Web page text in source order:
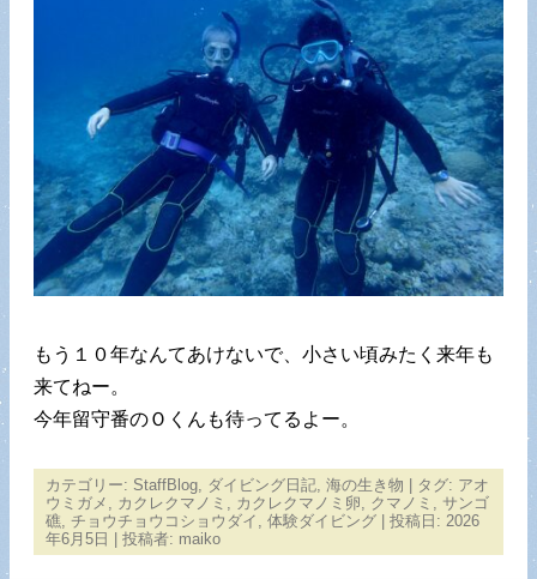
もう１０年なんてあけないで、小さい頃みたく来年も
来てねー。
今年留守番のＯくんも待ってるよー。
カテゴリー: StaffBlog ダイビング日記 海の生き物 | タグ: アオ
ウミガメ
カクレクマノミ カクレクマノミ卵 クマノミ
サンゴ
礁 チョウチョウコショウダイ 体験ダイビング | 投稿日: 2026
年6月5日 | 投稿者: maiko